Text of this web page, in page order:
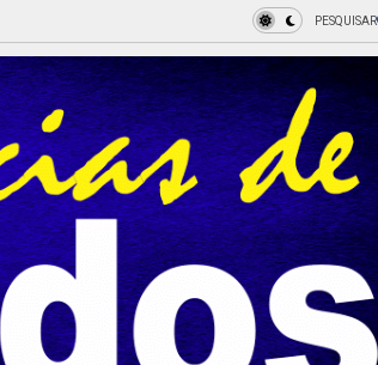
PESQUISAR